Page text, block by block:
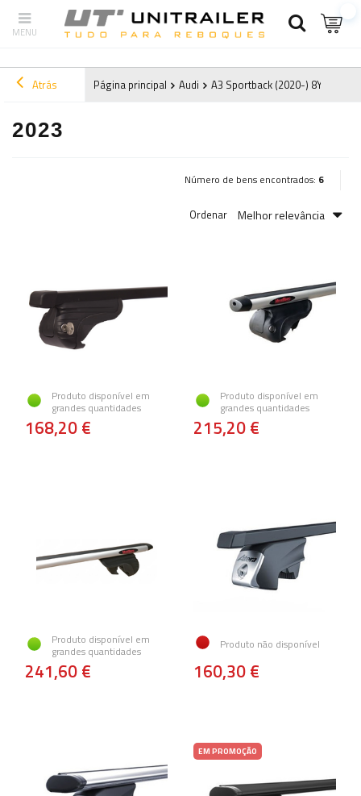
Atrás Página principal Audi A3 Sportback (2020-) 8Y
2023
Número de bens encontrados: 6
Ordenar Melhor relevância
Produto disponível em
grandes quantidades
168,20 €
Produto disponível em
grandes quantidades
215,20 €
Produto disponível em
grandes quantidades
241,60 €
Produto não disponível
160,30 €
EM PROMOÇÃO